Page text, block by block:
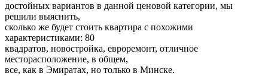
достойных вариантов в данной ценовой категории, мы
решили выяснить,
сколько же будет стоить квартира с похожими
характеристиками: 80
квадратов, новостройка, евроремонт, отличное
месторасположение, в общем,
все, как в Эмиратах, но только в Минске.